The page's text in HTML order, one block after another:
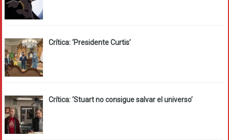
Crítica: ‘Presidente Curtis’
Crítica: ‘Stuart no consigue salvar el universo’